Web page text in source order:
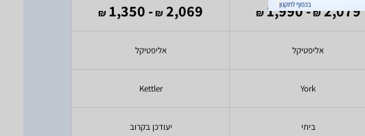
2,079
₪
- 1,990
₪
אליפטיקל
York
ביתי
2,069
₪
- 1,350
₪
אליפטיקל
Kettler
יעודכן בקרוב